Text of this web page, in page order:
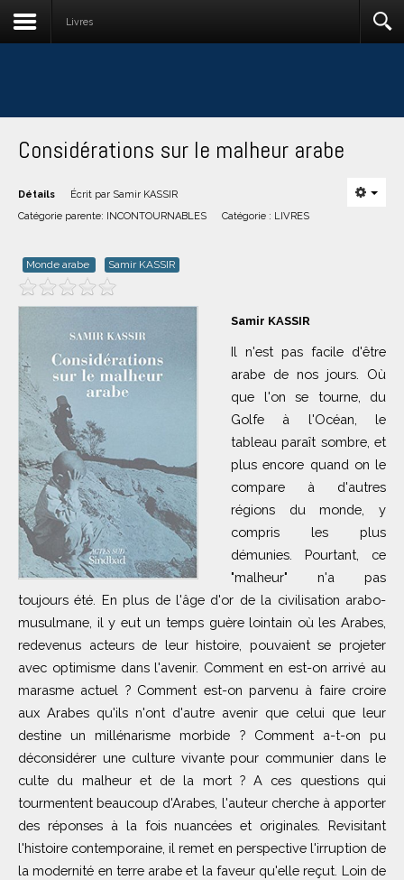
Livres
Considérations sur le malheur arabe
Détails Écrit par Samir KASSIR
Catégorie parente: INCONTOURNABLES Catégorie : LIVRES
Monde arabe Samir KASSIR
Samir KASSIR
Il n'est pas facile d'être
arabe de nos jours. Où
que l'on se tourne, du
Golfe à l'Océan, le
tableau paraît sombre, et
plus encore quand on le
compare à d'autres
régions du monde, y
compris les plus
démunies. Pourtant, ce
"malheur" n'a pas
toujours été. En plus de l'âge d'or de la civilisation arabo-
musulmane, il y eut un temps guère lointain où les Arabes,
redevenus acteurs de leur histoire, pouvaient se projeter
avec optimisme dans l'avenir. Comment en est-on arrivé au
marasme actuel ? Comment est-on parvenu à faire croire
aux Arabes qu'ils n'ont d'autre avenir que celui que leur
destine un millénarisme morbide ? Comment a-t-on pu
déconsidérer une culture vivante pour communier dans le
culte du malheur et de la mort ? A ces questions qui
tourmentent beaucoup d'Arabes, l'auteur cherche à apporter
des réponses à la fois nuancées et originales. Revisitant
l'histoire contemporaine, il remet en perspective l'irruption de
la modernité en terre arabe et la faveur qu'elle reçut. Loin de